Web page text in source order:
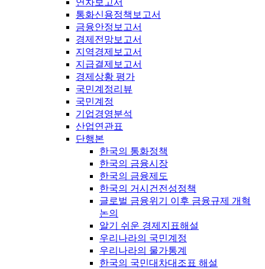
연차보고서
통화신용정책보고서
금융안정보고서
경제전망보고서
지역경제보고서
지급결제보고서
경제상황 평가
국민계정리뷰
국민계정
기업경영분석
산업연관표
단행본
한국의 통화정책
한국의 금융시장
한국의 금융제도
한국의 거시건전성정책
글로벌 금융위기 이후 금융규제 개혁
논의
알기 쉬운 경제지표해설
우리나라의 국민계정
우리나라의 물가통계
한국의 국민대차대조표 해설